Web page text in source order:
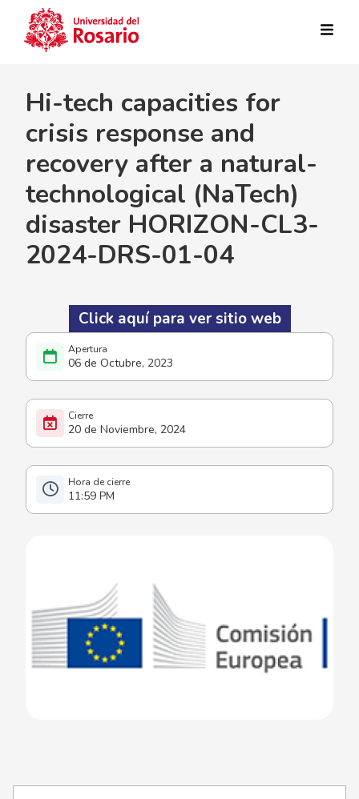
06 de Octubre, 2023
20 de Noviembre, 2024
11:59 PM
Hi-tech capacities for
crisis response and
recovery after a natural-
technological (NaTech)
disaster HORIZON-CL3-
2024-DRS-01-04
Click aquí para ver sitio web